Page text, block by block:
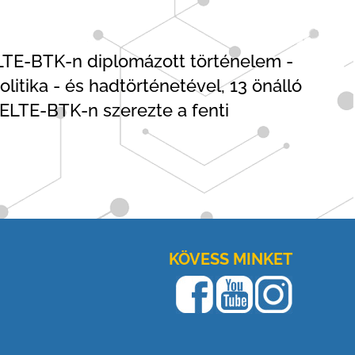
BTK-n diplomázott történelem -
- és hadtörténetével, 13 önálló
BTK-n szerezte a fenti
KÖVESS MINKET